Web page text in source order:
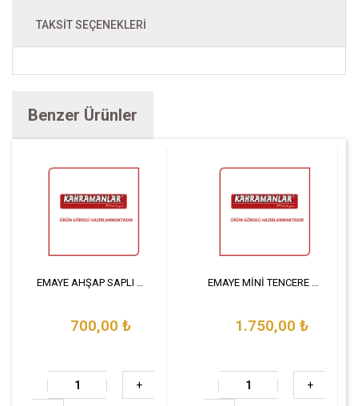
TAKSIT SEÇENEKLERI
Benzer Ürünler
EMAYE AHŞAP SAPLI KAÇEROLA
700,00 ₺
+
EMAYE MİNİ TENCERE SETİ
1.750,00 ₺
+